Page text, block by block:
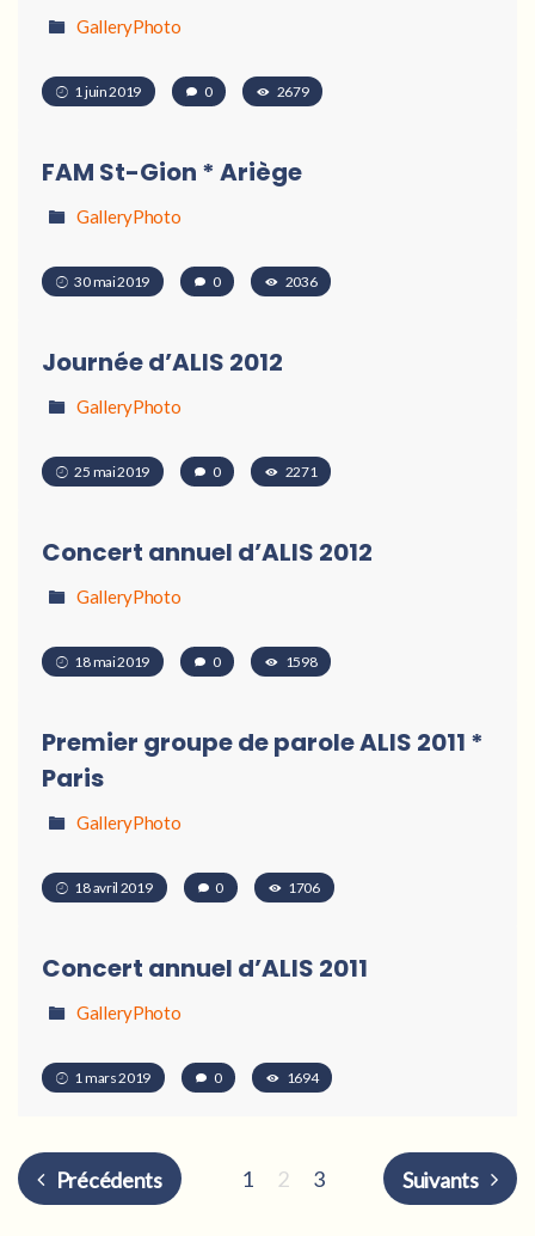
GalleryPhoto
1 juin 2019 0 2679
FAM St-Gion * Ariège
GalleryPhoto
30 mai 2019 0 2036
Journée d’ALIS 2012
GalleryPhoto
25 mai 2019 0 2271
Concert annuel d’ALIS 2012
GalleryPhoto
18 mai 2019 0 1598
Premier groupe de parole ALIS 2011 *
Paris
GalleryPhoto
18 avril 2019 0 1706
Concert annuel d’ALIS 2011
GalleryPhoto
1 mars 2019 0 1694
Précédents 1 2 3 Suivants